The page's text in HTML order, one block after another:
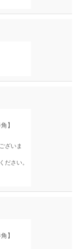
】
ざいま
ださい。
】